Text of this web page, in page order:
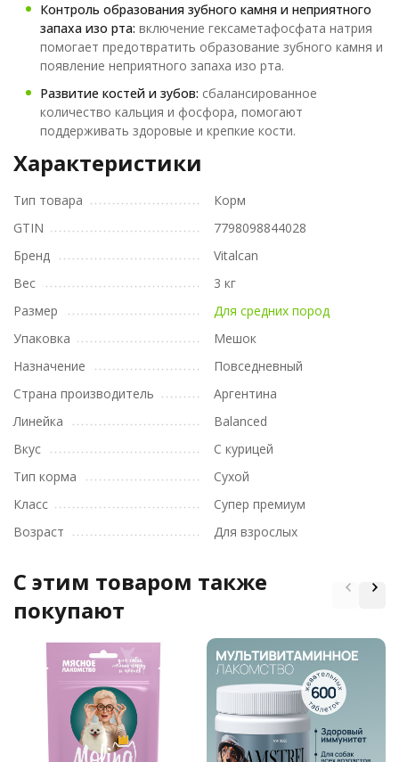
Контроль образования зубного камня и неприятного
запаха изо рта: включение гексаметафосфата натрия
помогает предотвратить образование зубного камня и
появление неприятного запаха изо рта.
Развитие костей и зубов: сбалансированное
количество кальция и фосфора, помогают
поддерживать здоровые и крепкие кости.
Характеристики
Тип товара
Корм
GTIN
7798098844028
Бренд
Vitalcan
Вес
3 кг
Размер
Для средних пород
Упаковка
Мешок
Назначение
Повседневный
Страна производитель
Аргентина
Линейка
Balanced
Вкус
С курицей
Тип корма
Сухой
Класс
Супер премиум
Возраст
Для взрослых
C этим товаром также
покупают